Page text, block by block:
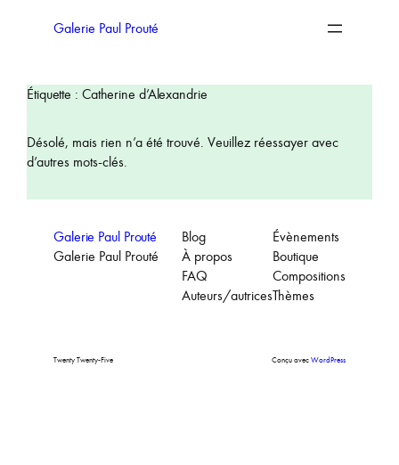
Galerie Paul Prouté
Étiquette : Catherine d’Alexandrie
Désolé, mais rien n’a été trouvé. Veuillez réessayer avec
d’autres mots-clés.
Galerie Paul Prouté
Galerie Paul Prouté
Blog
À propos
FAQ
Auteurs/autrices
Évènements
Boutique
Compositions
Thèmes
Twenty Twenty-Five Conçu avecWordPress